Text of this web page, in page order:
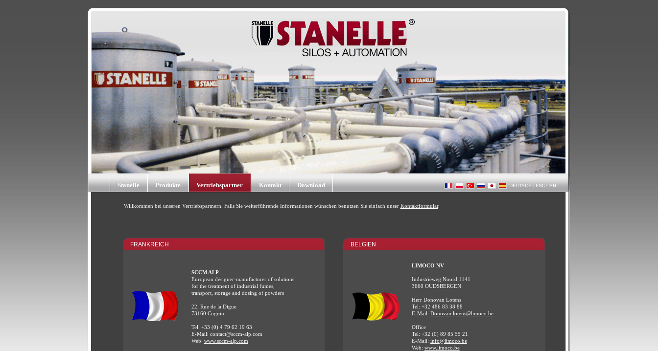
DEUTSCH|ENGLISH
Stanelle Produkte Vertriebspartner Kontakt Download
Willkommen bei unseren Vertriebspartnern. Falls Sie weiterführende Informationen wünschen benutzen Sie einfach unser Kontaktformular.
FRANKREICH
SCCM ALP
European designer-manufacturer of solutions
for the treatment of industrial fumes,
transport, storage and dosing of powders
22, Rue de la Digue
73160 Cognin
Tel: +33 (0) 4 79 62 19 63
E-Mail: contact@sccm-alp.com
Web: www.sccm-alp.com
BELGIEN
LIMOCO NV
Industrieweg Noord 1141
3660 OUDSBERGEN
Herr Donovan Lotens
Tel: +32 486 83 38 88
E-Mail: Donovan.lotens@limoco.be
Office
Tel: +32 (0) 89 85 55 21
E-Mail: info@limoco.be
Web: www.limoco.be